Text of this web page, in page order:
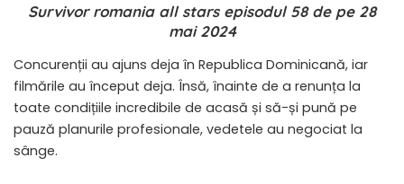
Survivor romania all stars episodul 58 de pe 28
mai 2024
Concurenții au ajuns deja în Republica Dominicană, iar
filmările au început deja. Însă, înainte de a renunța la
toate condițiile incredibile de acasă și să-și pună pe
pauză planurile profesionale, vedetele au negociat la
sânge.